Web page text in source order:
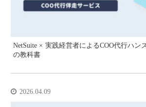
NetSuite × 実践経営者によるCOO代行ハン
の教科書
2026.04.09